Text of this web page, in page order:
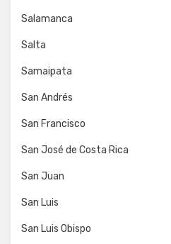
Salamanca
Salta
Samaipata
San Andrés
San Francisco
San José de Costa Rica
San Juan
San Luis
San Luis Obispo